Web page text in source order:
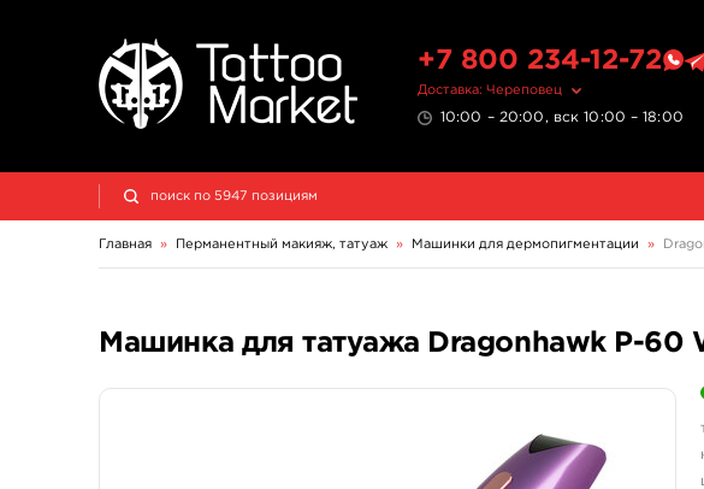
+7 800 234-12-72
Доставка: Череповец
10:00 – 20:00, вск 10:00 – 18:00
Главная » Перманентный макияж, татуаж » Машинки для дермопигментации »
Машинка для татуажа Dragonhawk P-